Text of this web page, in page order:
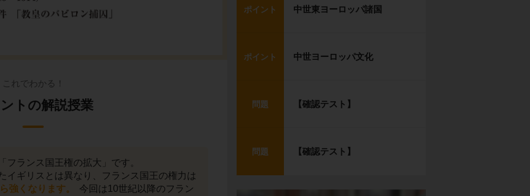
これでわかる！
トの解説授業
フランス国王権の拡大」です。
イギリスとは異なり、フランス国王の権力は
強くなります。
今回は10世紀以降のフラン
ポイント 中世東ヨーロッパ諸国
ポイント 中世ヨーロッパ文化
問題 【確認テスト】
問題 【確認テスト】